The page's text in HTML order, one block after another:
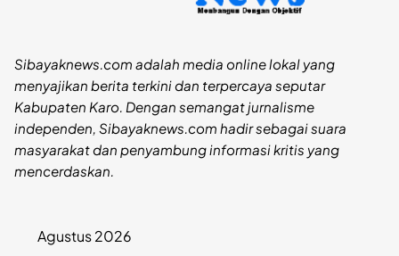
Sibayaknews.com adalah media online lokal yang
menyajikan berita terkini dan terpercaya seputar
Kabupaten Karo. Dengan semangat jurnalisme
independen, Sibayaknews.com hadir sebagai suara
masyarakat dan penyambung informasi kritis yang
mencerdaskan.
Agustus 2026